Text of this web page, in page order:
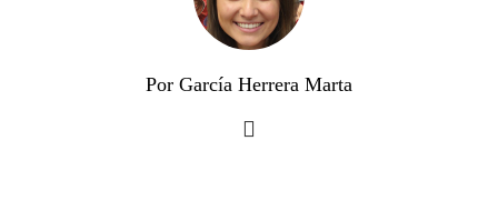
Por García Herrera Marta